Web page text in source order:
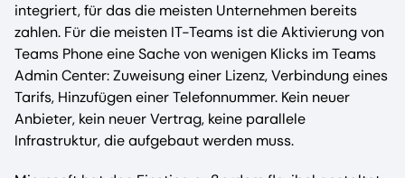
integriert, für das die meisten Unternehmen bereits
zahlen. Für die meisten IT-Teams ist die Aktivierung von
Teams Phone eine Sache von wenigen Klicks im Teams
Admin Center: Zuweisung einer Lizenz, Verbindung eines
Tarifs, Hinzufügen einer Telefonnummer. Kein neuer
Anbieter, kein neuer Vertrag, keine parallele
Infrastruktur, die aufgebaut werden muss.